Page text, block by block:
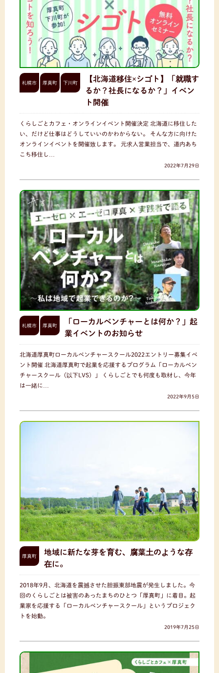
札幌市 厚真町 下川町
【北海道移住×シゴト】「就職す
るか？社長になるか？」イベン
ト開催
くらしごとカフェ・オンラインイベント開催決定 北海道に移住した
い、だけど仕事はどうしていいのかわからない。 そんな方に向けた
オンラインイベントを開催致します。 元求人営業担当で、道内あち
こち移住し…
2022年7月29日
札幌市 厚真町
「ローカルベンチャーとは何か？」起
業イベントのお知らせ
北海道厚真町ローカルベンチャースクール2022エントリー募集イベ
ント開催 北海道厚真町で起業を応援するプログラム「ローカルベン
チャースクール（以下LVS）」 くらしごとでも何度も取材し、今年
は一緒に…
2022年9月5日
厚真町
地域に新たな芽を育む、腐葉土のような存
在に。
2018年9月、北海道を震撼させた胆振東部地震が発生しました。今
回のくらしごとは被害のあったまちのひとつ「厚真町」に着目。起
業家を応援する「ローカルベンチャースクール」というプロジェク
トを始動。
2019年7月25日